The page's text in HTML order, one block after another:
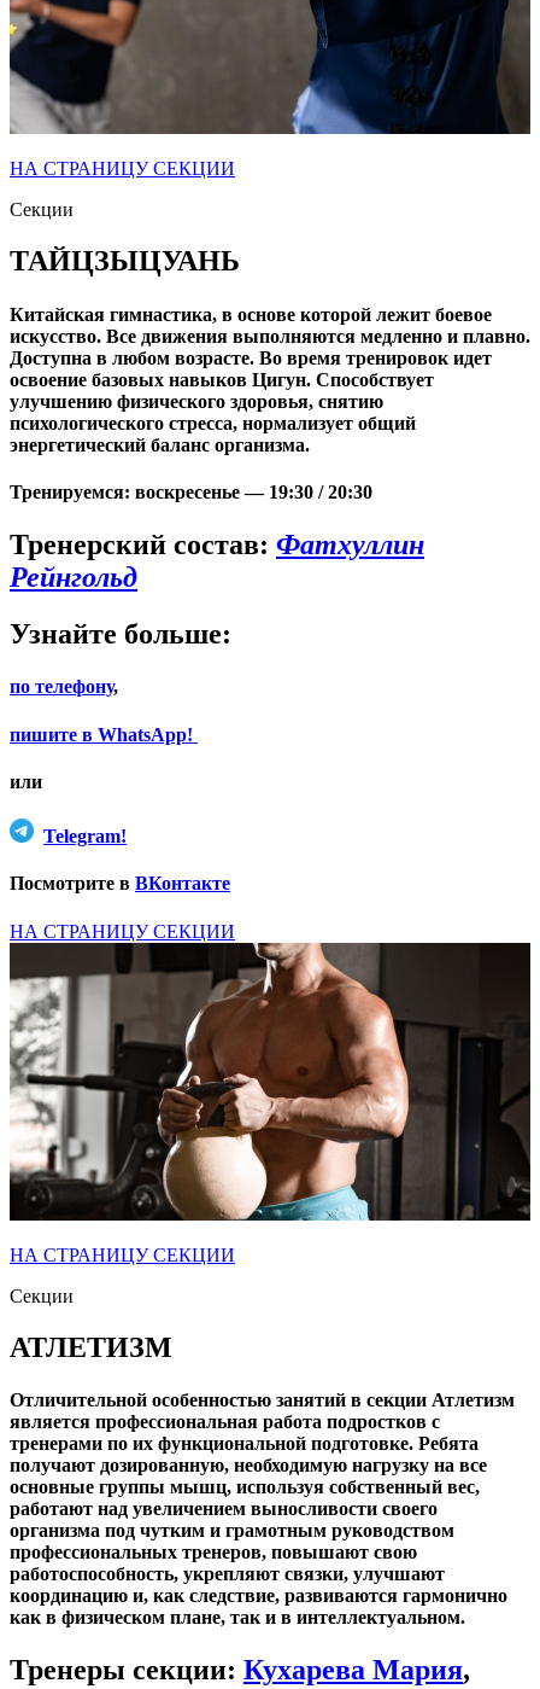
НА СТРАНИЦУ СЕКЦИИ
Секции
ТАЙЦЗЫЦУАНЬ
Китайская гимнастика, в основе которой лежит боевое
искусство. Все движения выполняются медленно и плавно.
Доступна в любом возрасте. Во время тренировок идет
освоение базовых навыков Цигун. Способствует
улучшению физического здоровья, снятию
психологического стресса, нормализует общий
энергетический баланс организма.
Тренируемся: воскресенье — 19:30 / 20:30
Тренерский состав: Фатхуллин
Рейнгольд
Узнайте больше:
по телефону,
пишите в WhatsApp!
или
Telegram!
Посмотрите в ВКонтакте
НА СТРАНИЦУ СЕКЦИИ
НА СТРАНИЦУ СЕКЦИИ
Секции
АТЛЕТИЗМ
Отличительной особенностью занятий в секции Атлетизм
является профессиональная работа подростков с
тренерами по их функциональной подготовке. Ребята
получают дозированную, необходимую нагрузку на все
основные группы мышц, используя собственный вес,
работают над увеличением выносливости своего
организма под чутким и грамотным руководством
профессиональных тренеров, повышают свою
работоспособность, укрепляют связки, улучшают
координацию и, как следствие, развиваются гармонично
как в физическом плане, так и в интеллектуальном.
Тренеры секции: Кухарева Мария,